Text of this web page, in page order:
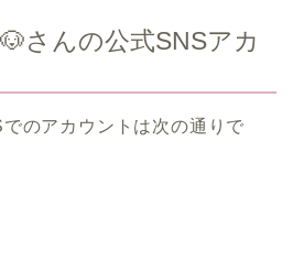
さんの公式SNSアカ
のアカウントは次の通りで